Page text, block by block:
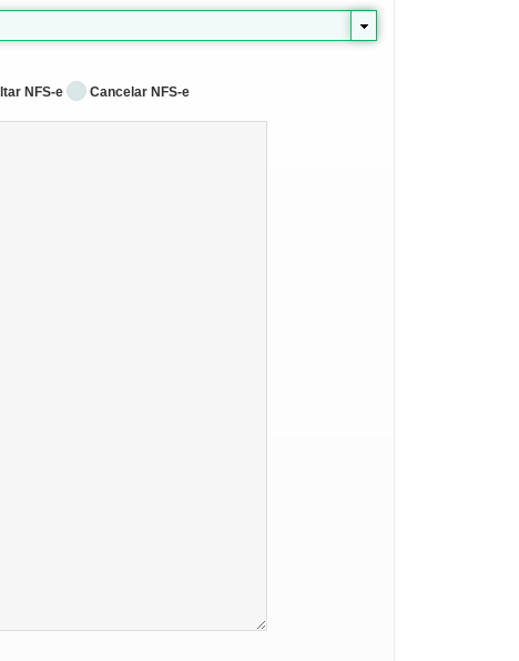
NFS-e Cancelar NFS-e